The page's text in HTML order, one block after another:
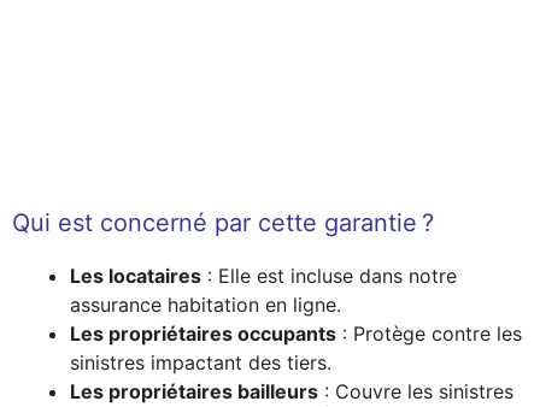
Qui est concerné par cette garantie ?
Les locataires : Elle est incluse dans notre
assurance habitation en ligne.
Les propriétaires occupants : Protège contre les
sinistres impactant des tiers.
Les propriétaires bailleurs : Couvre les sinistres